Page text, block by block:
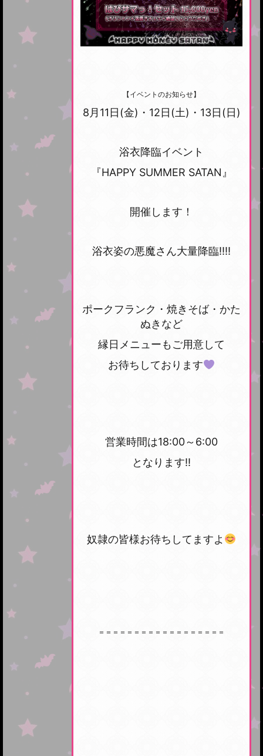
【イベントのお知らせ】
8月11日(金)・12日(土)・13日(日)
浴衣降臨イベント
『HAPPY SUMMER SATAN』
開催します！
浴衣姿の悪魔さん大量降臨!!!!
ポークフランク・焼きそば・かた
ぬきなど
縁日メニューもご用意して
お待ちしております
営業時間は18:00～6:00
となります!!
奴隷の皆様お待ちしてますよ
＝＝＝＝＝＝＝＝＝＝＝＝＝＝＝＝＝＝